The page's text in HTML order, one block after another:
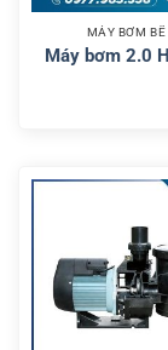
MÁY BƠM BỂ
Máy bơm 2.0